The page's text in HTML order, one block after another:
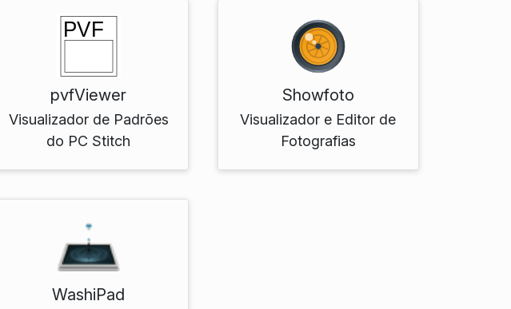
pvfViewer
Visualizador de Padrões
do PC Stitch
Showfoto
Visualizador e Editor de
Fotografias
WashiPad